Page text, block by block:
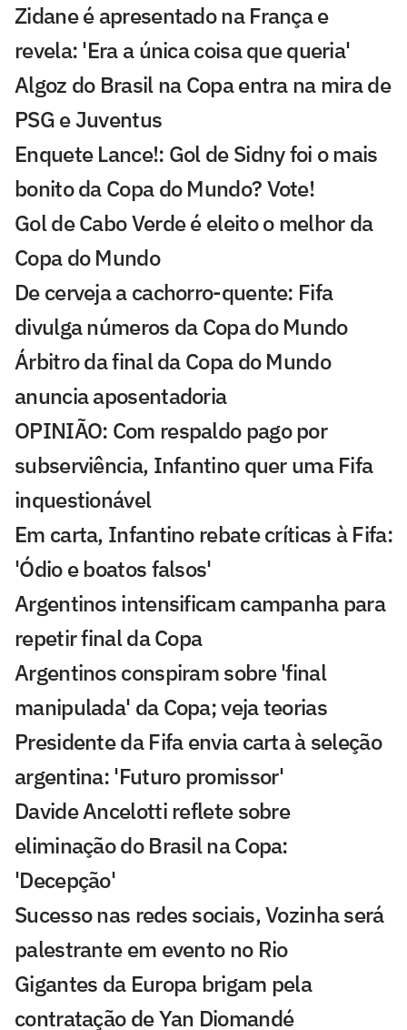
Zidane é apresentado na França e
revela: 'Era a única coisa que queria'
Algoz do Brasil na Copa entra na mira de
PSG e Juventus
Enquete Lance!: Gol de Sidny foi o mais
bonito da Copa do Mundo? Vote!
Gol de Cabo Verde é eleito o melhor da
Copa do Mundo
De cerveja a cachorro-quente: Fifa
divulga números da Copa do Mundo
Árbitro da final da Copa do Mundo
anuncia aposentadoria
OPINIÃO: Com respaldo pago por
subserviência, Infantino quer uma Fifa
inquestionável
Em carta, Infantino rebate críticas à Fifa:
'Ódio e boatos falsos'
Argentinos intensificam campanha para
repetir final da Copa
Argentinos conspiram sobre 'final
manipulada' da Copa; veja teorias
Presidente da Fifa envia carta à seleção
argentina: 'Futuro promissor'
Davide Ancelotti reflete sobre
eliminação do Brasil na Copa:
'Decepção'
Sucesso nas redes sociais, Vozinha será
palestrante em evento no Rio
Gigantes da Europa brigam pela
contratação de Yan Diomandé